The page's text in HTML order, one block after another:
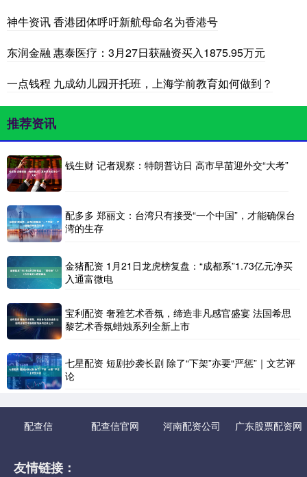
神牛资讯 香港团体呼吁新航母命名为香港号
东润金融 惠泰医疗：3月27日获融资买入1875.95万元
一点钱程 九成幼儿园开托班，上海学前教育如何做到？
推荐资讯
钱生财 记者观察：特朗普访日 高市早苗迎外交“大考”
配多多 郑丽文：台湾只有接受“一个中国”，才能确保台
湾的生存
金猪配资 1月21日龙虎榜复盘：“成都系”1.73亿元净买
入通富微电
宝利配资 奢雅艺术香氛，缔造非凡感官盛宴 法国希思
黎艺术香氛蜡烛系列全新上市
七星配资 短剧抄袭长剧 除了“下架”亦要“严惩”｜文艺评
论
配查信 配查信官网 河南配资公司 广东股票配资网
友情链接：